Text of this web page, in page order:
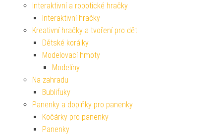
Interaktivní a robotické hračky
Interaktivní hračky
Kreativní hračky a tvoření pro děti
Dětské korálky
Modelovací hmoty
Modelíny
Na zahradu
Bublifuky
Panenky a doplňky pro panenky
Kočárky pro panenky
Panenky